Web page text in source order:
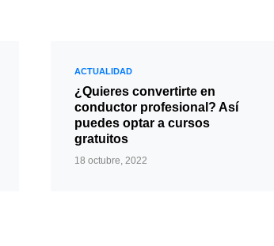
ACTUALIDAD
¿Quieres convertirte en
conductor profesional? Así
puedes optar a cursos
gratuitos
18 octubre, 2022